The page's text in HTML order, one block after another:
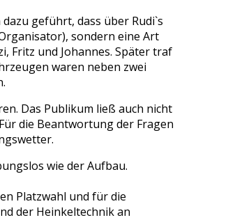
geführt, dass über Rudi`s
sondern eine Art
Fritz und Johannes. Später traf
waren neben zwei
Das Publikum ließ auch nicht
die Beantwortung der Fragen
wie der Aufbau.
Platzwahl und für die
der Heinkeltechnik an